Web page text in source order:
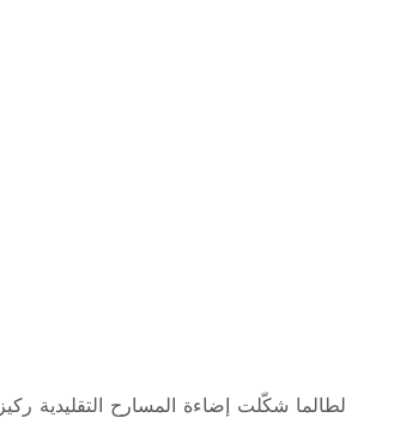
لطالما شكّلت إضاءة المسارح التقليدية